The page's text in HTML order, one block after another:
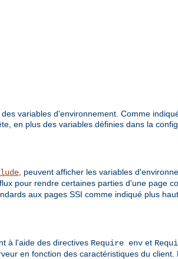
variables d'environnement. Comme
en plus des variables définies dans la
, peuvent afficher les variables
pour rendre certaines parties d'une page
aux pages SSI comme indiqué plus
à l'aide des directives Require env et
en fonction des caractéristiques du